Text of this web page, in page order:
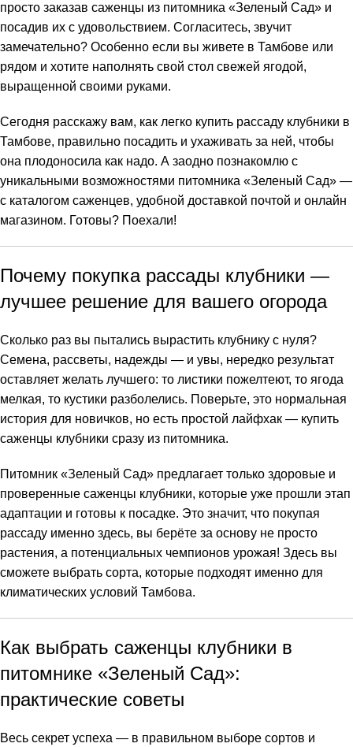
просто заказав саженцы из питомника «Зеленый Сад» и
посадив их с удовольствием. Согласитесь, звучит
замечательно? Особенно если вы живете в Тамбове или
рядом и хотите наполнять свой стол свежей ягодой,
выращенной своими руками.
Сегодня расскажу вам, как легко купить рассаду клубники в
Тамбове, правильно посадить и ухаживать за ней, чтобы
она плодоносила как надо. А заодно познакомлю с
уникальными возможностями питомника «Зеленый Сад» —
с каталогом саженцев, удобной доставкой почтой и онлайн
магазином. Готовы? Поехали!
Почему покупка рассады клубники —
лучшее решение для вашего огорода
Сколько раз вы пытались вырастить клубнику с нуля?
Семена, рассветы, надежды — и увы, нередко результат
оставляет желать лучшего: то листики пожелтеют, то ягода
мелкая, то кустики разболелись. Поверьте, это нормальная
история для новичков, но есть простой лайфхак — купить
саженцы клубники сразу из питомника.
Питомник «Зеленый Сад» предлагает только здоровые и
проверенные саженцы клубники, которые уже прошли этап
адаптации и готовы к посадке. Это значит, что покупая
рассаду именно здесь, вы берёте за основу не просто
растения, а потенциальных чемпионов урожая! Здесь вы
сможете выбрать сорта, которые подходят именно для
климатических условий Тамбова.
Как выбрать саженцы клубники в
питомнике «Зеленый Сад»:
практические советы
Весь секрет успеха — в правильном выборе сортов и